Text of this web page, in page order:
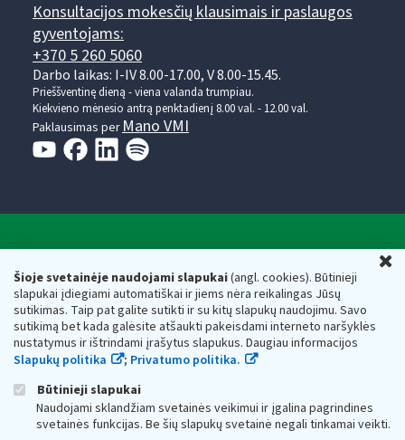
Šioje svetainėje naudojami slapukai(angl. cookies). Būtinieji
slapukai įdiegiami automatiškai ir jiems nėra reikalingas Jūsų
sutikimas. Taip pat galite sutikti ir su kitų slapukų naudojimu. Savo
sutikimą bet kada galėsite atšaukti pakeisdami interneto naršyklės
nustatymus ir ištrindami įrašytus slapukus. Daugiau informacijos
Slapukų politika
; Privatumo politika.
Būtinieji slapukai
Naudojami sklandžiam svetainės veikimui ir įgalina pagrindines
svetainės funkcijas. Be šių slapukų svetainė negali tinkamai veikti.
Konsultacijos mokesčių klausimais ir paslaugos
gyventojams:
+370 5 260 5060
Darbo laikas: I-IV 8.00-17.00, V 8.00-15.45.
Prieššventinę dieną - viena valanda trumpiau.
Kiekvieno mėnesio antrą penktadienį 8.00 val. - 12.00 val.
Paklausimas perMano VMI
Valstybinė mokesčių inspekcija prie Lietuvos
Respublikos finansų ministerijos
Biudžetinė įstaiga. Juridinio asmens kodas — 188659752,
adresas: Vasario 16-osios g. 14, 01107 Vilnius, Lietuva, el.paštas:
vmi@vmi.lt , E. pristatymo dėžutės adresas 188659752
Duomenys apie Valstybinę mokesčių inspekciją prie Lietuvos
Respublikos finansų ministerijos kaupiami ir saugomi Juridinių